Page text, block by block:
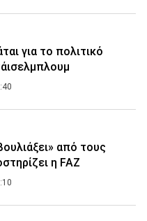
για το πολιτικό
από τους
η FAZ